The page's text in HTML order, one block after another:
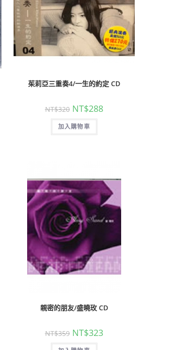
茱莉亞三重奏4/一生的約定 CD
NT$320 NT$288
加入購物車
親密的朋友/盛曉玫 CD
NT$359 NT$323